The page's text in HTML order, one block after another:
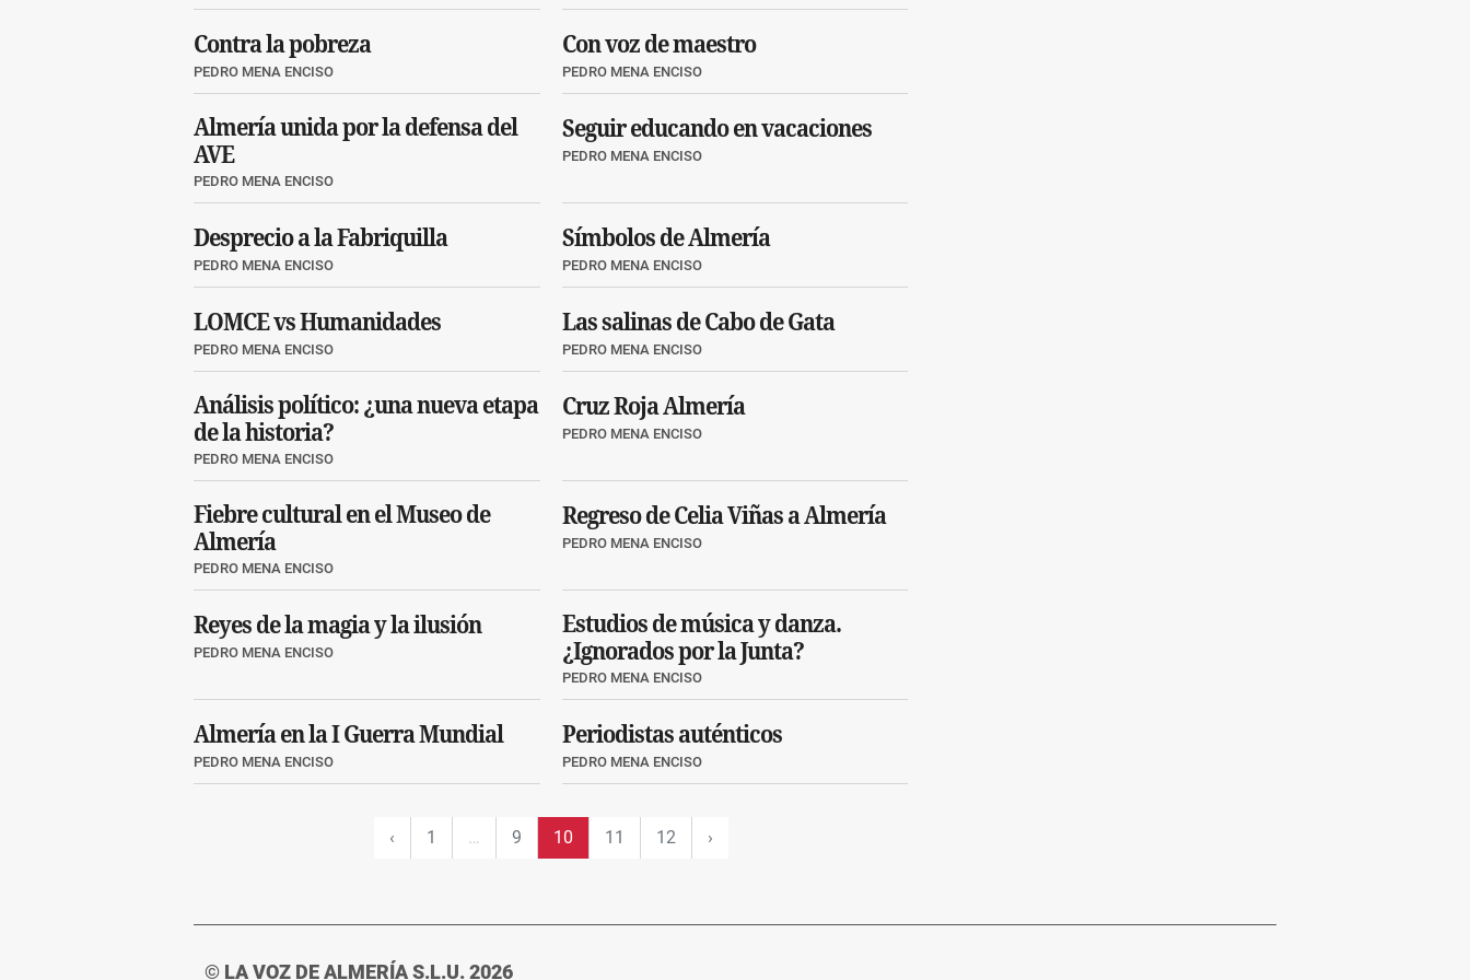
Contra la pobreza
PEDRO MENA ENCISO
Con voz de maestro
PEDRO MENA ENCISO
Almería unida por la defensa del
AVE
PEDRO MENA ENCISO
Seguir educando en vacaciones
PEDRO MENA ENCISO
Desprecio a la Fabriquilla
PEDRO MENA ENCISO
Símbolos de Almería
PEDRO MENA ENCISO
LOMCE vs Humanidades
PEDRO MENA ENCISO
Las salinas de Cabo de Gata
PEDRO MENA ENCISO
Análisis político: ¿una nueva etapa
de la historia?
PEDRO MENA ENCISO
Cruz Roja Almería
PEDRO MENA ENCISO
Fiebre cultural en el Museo de
Almería
PEDRO MENA ENCISO
Regreso de Celia Viñas a Almería
PEDRO MENA ENCISO
Reyes de la magia y la ilusión
PEDRO MENA ENCISO
Estudios de música y danza.
¿Ignorados por la Junta?
PEDRO MENA ENCISO
Almería en la I Guerra Mundial
PEDRO MENA ENCISO
Periodistas auténticos
PEDRO MENA ENCISO
‹ 1 … 9 10 11 12 ›
© LA VOZ DE ALMERÍA S.L.U. 2026